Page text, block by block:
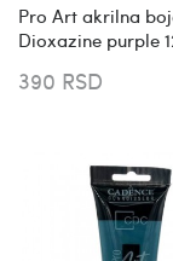
Pro Art akrilna
Dioxazine purple
390 RSD